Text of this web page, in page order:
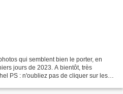
qui semblent bien le porter, en
jours de 2023. A bientôt, très
PS : n'oubliez pas de cliquer sur les